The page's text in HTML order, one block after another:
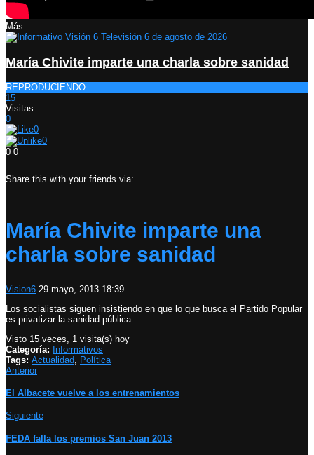
Más
María Chivite imparte una charla sobre sanidad
REPRODUCIENDO
15
Visitas
0
0
0
0 0
Share this with your friends via:
María Chivite imparte una
charla sobre sanidad
Vision6 29 mayo, 2013 18:39
Los socialistas siguen insistiendo en que lo que busca el Partido Popular
es privatizar la sanidad pública.
Visto 15 veces, 1 visita(s) hoy
Categoría: Informativos
Tags: Actualidad
Política
Anterior
El Albacete vuelve a los entrenamientos
Siguiente
FEDA falla los premios San Juan 2013